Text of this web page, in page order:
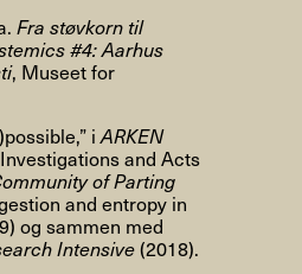
Fra støvkorn til
#4: Aarhus
, Museet for
iARKEN
and Acts
of Parting
and entropy in
og sammen med
Intensive(2018).